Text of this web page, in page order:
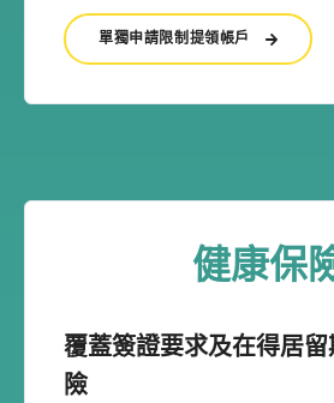
單獨申請限制提領帳戶
健康保
覆蓋簽證要求及在得居
險